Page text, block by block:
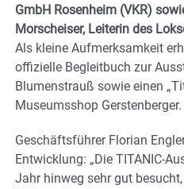
GmbH Rosenheim (VKR)
Morscheiser, Leiterin des
Als kleine Aufmerksamkeit
offizielle Begleitbuch zur
Blumenstrauß sowie einen
Museumsshop Gerstenberger.
Geschäftsführer Florian
Entwicklung: „Die TITANIC-
Jahr hinweg sehr gut